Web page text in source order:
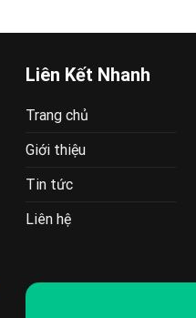
Liên Kết Nhanh
Trang chủ
Giới thiệu
Tin tức
Liên hệ